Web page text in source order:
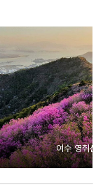
여수 영취산